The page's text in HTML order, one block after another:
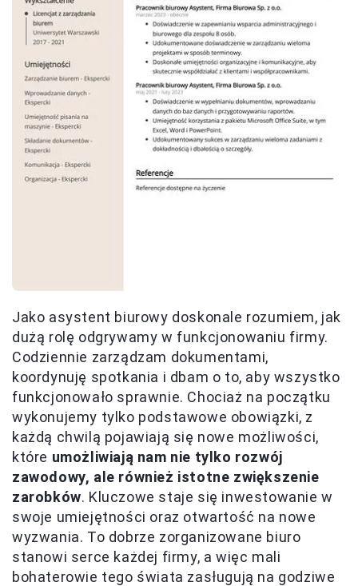
Jako asystent biurowy doskonale rozumiem, jak
dużą rolę odgrywamy w funkcjonowaniu firmy.
Codziennie zarządzam dokumentami,
koordynuję spotkania i dbam o to, aby wszystko
funkcjonowało sprawnie. Chociaż na początku
wykonujemy tylko podstawowe obowiązki, z
każdą chwilą pojawiają się nowe możliwości,
które umożliwiają nam nie tylko rozwój
zawodowy, ale również istotne zwiększenie
zarobków. Kluczowe staje się inwestowanie w
swoje umiejętności oraz otwartość na nowe
wyzwania. To dobrze zorganizowane biuro
stanowi serce każdej firmy, a więc mali
bohaterowie tego świata zasługują na godziwe